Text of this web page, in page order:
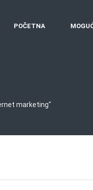
POČETNA
marketing"